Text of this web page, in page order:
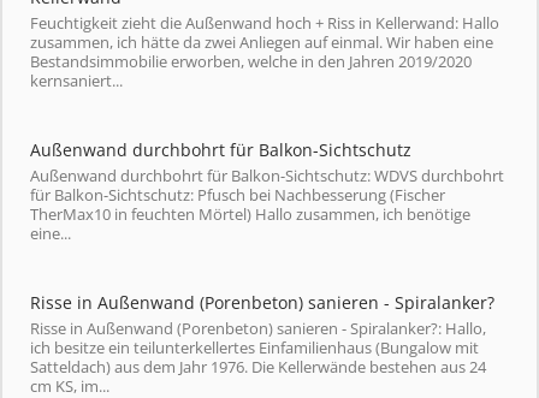
Feuchtigkeit zieht die Außenwand hoch + Riss in Kellerwand: Hallo
zusammen, ich hätte da zwei Anliegen auf einmal. Wir haben eine
Bestandsimmobilie erworben, welche in den Jahren 2019/2020
kernsaniert...
Außenwand durchbohrt für Balkon-Sichtschutz
Außenwand durchbohrt für Balkon-Sichtschutz: WDVS durchbohrt
für Balkon-Sichtschutz: Pfusch bei Nachbesserung (Fischer
TherMax10 in feuchten Mörtel) Hallo zusammen, ich benötige
eine...
Risse in Außenwand (Porenbeton) sanieren - Spiralanker?
Risse in Außenwand (Porenbeton) sanieren - Spiralanker?: Hallo,
ich besitze ein teilunterkellertes Einfamilienhaus (Bungalow mit
Satteldach) aus dem Jahr 1976. Die Kellerwände bestehen aus 24
cm KS, im...